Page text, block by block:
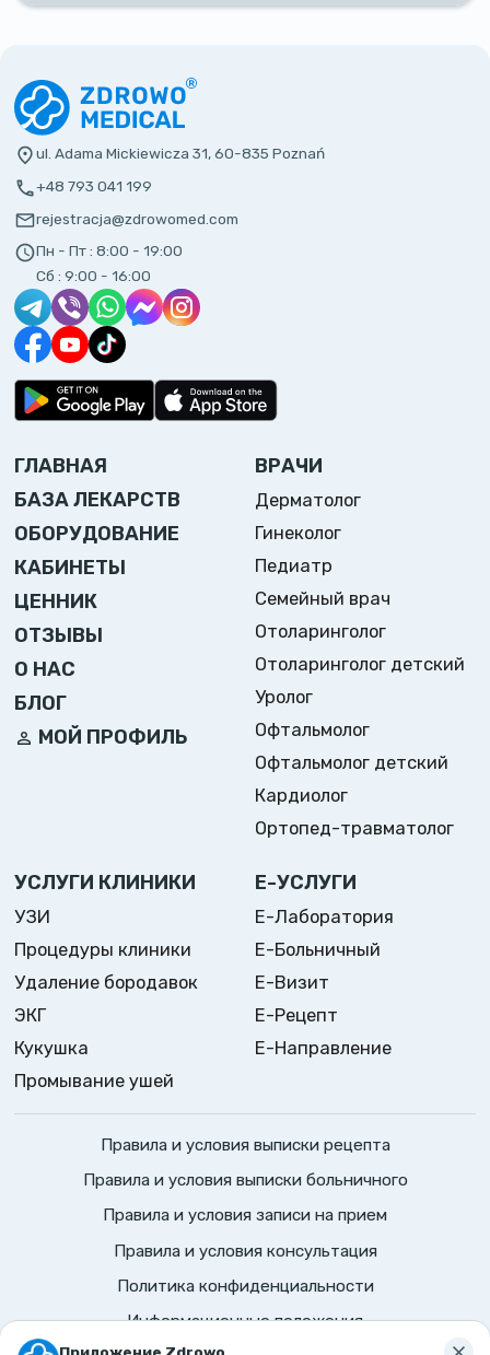
ul. Adama Mickiewicza 31, 60-835 Poznań
+48 793 041 199
rejestracja@zdrowomed.com
Пн - Пт : 8:00 - 19:00
Сб : 9:00 - 16:00
ГЛАВНАЯ
БАЗА ЛЕКАРСТВ
ОБОРУДОВАНИЕ
КАБИНЕТЫ
ЦЕННИК
ОТЗЫВЫ
О НАС
БЛОГ
МОЙ ПРОФИЛЬ
ВРАЧИ
Дерматолог
Гинеколог
Педиатр
Семейный врач
Отоларинголог
Отоларинголог детский
Уролог
Офтальмолог
Офтальмолог детский
Кардиолог
Ортопед-травматолог
УСЛУГИ КЛИНИКИ
УЗИ
Процедуры клиники
Удаление бородавок
ЭКГ
Кукушка
Промывание ушей
Е-УСЛУГИ
Е-Лаборатория
Е-Больничный
Е-Визит
Е-Рецепт
Е-Направление
Правила и условия выписки рецепта
Правила и условия выписки больничного
Правила и условия записи на прием
Правила и условия консультация
Политика конфиденциальности
Информационные положения